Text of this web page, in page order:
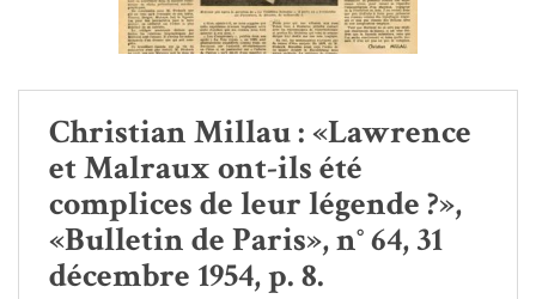
Christian Millau : «Lawrence
et Malraux ont-ils été
complices de leur légende ?»,
«Bulletin de Paris», n° 64, 31
décembre 1954, p. 8.